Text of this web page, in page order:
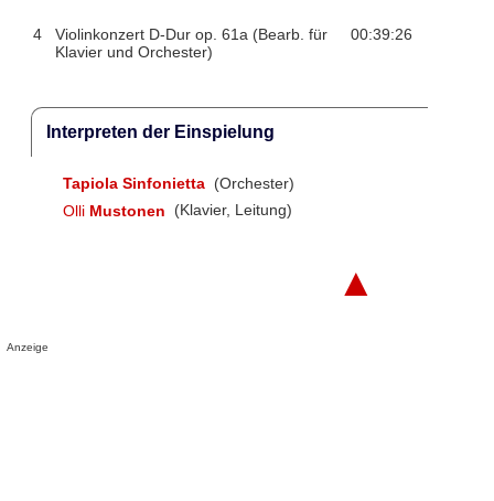
4
Violinkonzert D-Dur op. 61a (Bearb. für
Klavier und Orchester)
00:39:26
Interpreten der Einspielung
Tapiola Sinfonietta (Orchester)
Olli Mustonen (Klavier, Leitung)
▲
Anzeige